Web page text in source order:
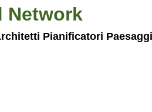
Pianificatori